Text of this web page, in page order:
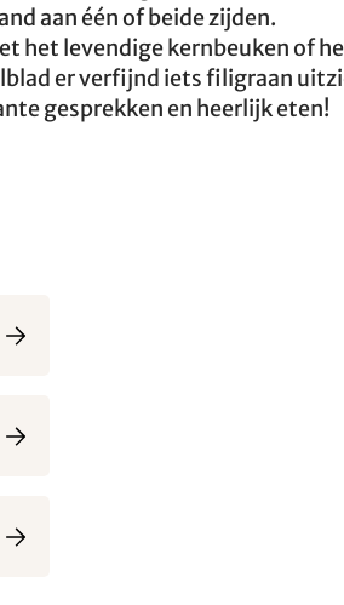
aan één of beide zijden.
het levendige kernbeuken of
er verfijnd iets filigraan
gesprekken en heerlijk eten!